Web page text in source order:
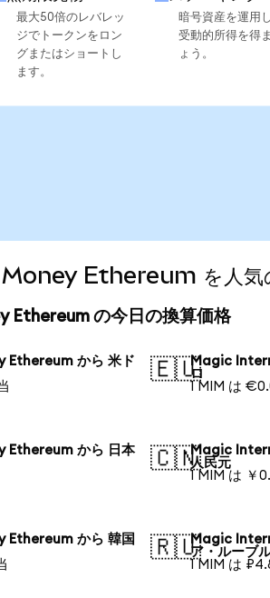
最大50倍のレバレッ
ジでトークンをロン
グまたはショートし
ます。
暗号資産を運用
受動的所得を得
ょう。
Ethereum を人気の
Ethereum の今日の換算価格
から 米ド
🇪🇺Magic
ロ
1 MIM は
から 日本
🇨🇳Magic
人民元
1 MIM は ￥
から 韓国
🇷🇺Magic
ア・ルーブ
1 MIM は